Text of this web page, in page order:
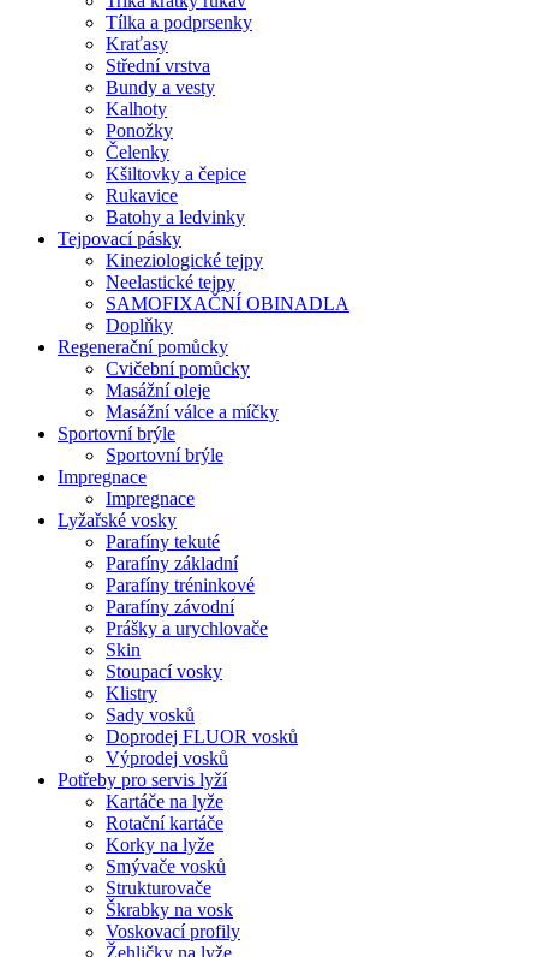
Tílka a podprsenky
Kraťasy
Střední vrstva
Bundy a vesty
Kalhoty
Ponožky
Čelenky
Kšiltovky a čepice
Rukavice
Batohy a ledvinky
Tejpovací pásky
Kineziologické tejpy
Neelastické tejpy
SAMOFIXAČNÍ OBINADLA
Doplňky
Regenerační pomůcky
Cvičební pomůcky
Masážní oleje
Masážní válce a míčky
Sportovní brýle
Sportovní brýle
Impregnace
Impregnace
Lyžařské vosky
Parafíny tekuté
Parafíny základní
Parafíny tréninkové
Parafíny závodní
Prášky a urychlovače
Skin
Stoupací vosky
Klistry
Sady vosků
Doprodej FLUOR vosků
Výprodej vosků
Potřeby pro servis lyží
Kartáče na lyže
Rotační kartáče
Korky na lyže
Smývače vosků
Strukturovače
Škrabky na vosk
Voskovací profily
Žehličky na lyže